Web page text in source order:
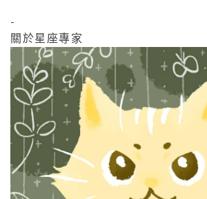
-
關於星座專家